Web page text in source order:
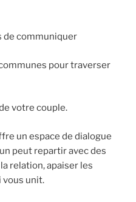
de communiquer
pour traverser
votre couple.
un espace de dialogue
peut repartir avec des
relation, apaiser les
unit.